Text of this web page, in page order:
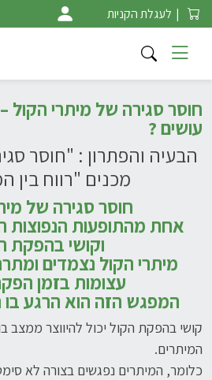
Skip
to
content
| לעגלת הקניות
חוסר סגירה של מיתרי הקול
עושים ?
הבעיה והפתרון : "חוסר
מכנים "רווח בין
חוסר סגירה של
אחת מהתופעות הנפוצות
וקושי בהפקת
מיתרי הקול נצמדים
עצומות בזמן
המפגש הזה הוא הרגע בו
קושי בהפקת הקול יכול להיווצר ממצב
המיתרים.
כלומר, המיתרים נפגשים בצורה לא